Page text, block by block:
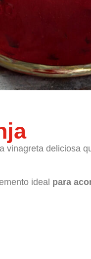
vinagreta deliciosa
ideal para